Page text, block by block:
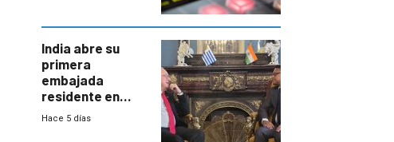
India abre su
primera
embajada
residente en
Uruguay y crecen
Hace 5 días